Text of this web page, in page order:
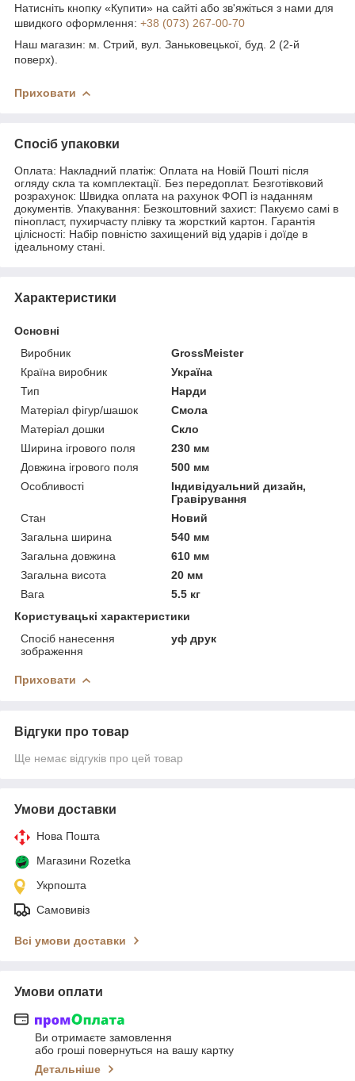
Натисніть кнопку «Купити» на сайті або зв'яжіться з нами для
швидкого оформлення: +38 (073) 267-00-70
Наш магазин: м. Стрий, вул. Заньковецької, буд. 2 (2-й
поверх).
Приховати
Спосіб упаковки
Оплата: Накладний платіж: Оплата на Новій Пошті після
огляду скла та комплектації. Без передоплат. Безготівковий
розрахунок: Швидка оплата на рахунок ФОП із наданням
документів. Упакування: Безкоштовний захист: Пакуємо самі в
пінопласт, пухирчасту плівку та жорсткий картон. Гарантія
цілісності: Набір повністю захищений від ударів і доїде в
ідеальному стані.
Характеристики
Основні
Виробник
GrossMeister
Країна виробник
Україна
Тип
Нарди
Матеріал фігур/шашок
Смола
Матеріал дошки
Скло
Ширина ігрового поля
230 мм
Довжина ігрового поля
500 мм
Особливості
Індивідуальний дизайн,
Гравірування
Стан
Новий
Загальна ширина
540 мм
Загальна довжина
610 мм
Загальна висота
20 мм
Вага
5.5 кг
Користувацькі характеристики
Спосіб нанесення
зображення
уф друк
Приховати
Відгуки про товар
Ще немає відгуків про цей товар
Умови доставки
Нова Пошта
Магазини Rozetka
Укрпошта
Самовивіз
Всі умови доставки
Умови оплати
Ви отримаєте замовлення
або гроші повернуться на вашу картку
Детальніше